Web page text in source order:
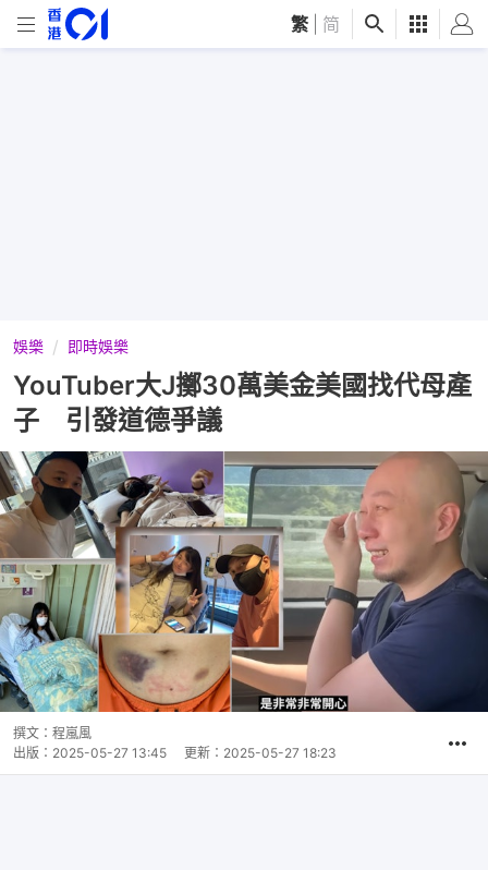
繁 简
娛樂 即時娛樂
YouTuber大J擲30萬美金美國找代母產
子 引發道德爭議
撰文： 程嵐風
出版： 2025-05-27 13:45 更新： 2025-05-27 18:23